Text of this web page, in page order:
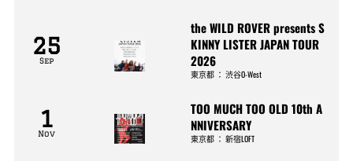
25
Sep
the WILD ROVER presents S
KINNY LISTER JAPAN TOUR
2026
東京都 ：渋谷O-West
1
Nov
TOO MUCH TOO OLD 10th A
NNIVERSARY
東京都 ：新宿LOFT